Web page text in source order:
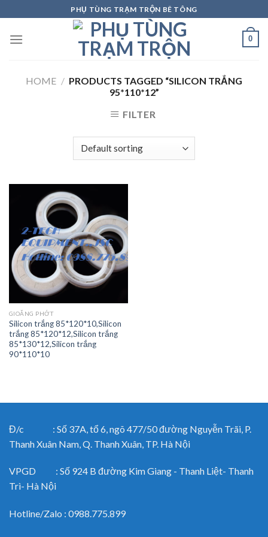
to
content
PHỤ TÙNG TRẠM TRỘN BÊ TÔNG
0
HOME / PRODUCTS TAGGED “SILICON TRẮNG
95*110*12”
FILTER
GIOĂNG PHỚT
Silicon trắng 85*120*10,Silicon
trắng 85*120*12,Silicon trắng
85*130*12,Silicon trắng
90*110*10
Đ/c : Số 37A, tổ 6, ngõ 477/50 đường Nguyễn Trãi, P.
Thanh Xuân Nam, Q. Thanh Xuân, TP. Hà Nội
VPGD : Số 924 B đường Kim Giang - Thanh Liệt- Thanh
Trì- Hà Nội
Hotline/Zalo : 0988.775.899